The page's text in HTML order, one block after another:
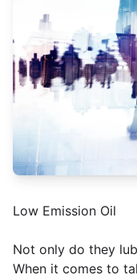
Low Emission Oil
Not only do they
When it comes to